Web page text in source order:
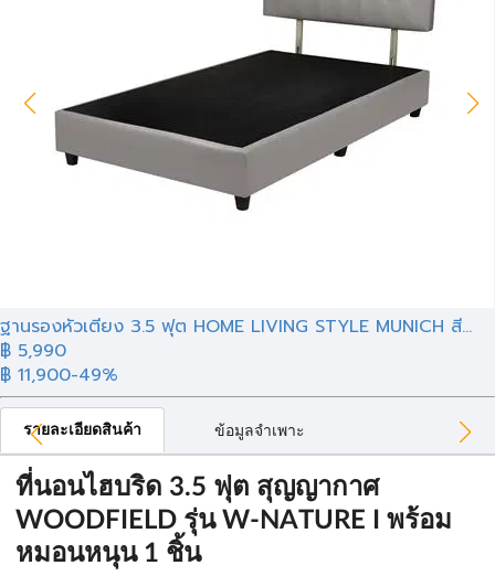
ฐานรองหัวเตียง 3.5 ฟุต HOME LIVING STYLE MUNICH สี...
฿ 5,990
฿ 11,900-49%
รายละเอียดสินค้า ข้อมูลจำเพาะ
ที่นอนไฮบริด 3.5 ฟุต สุญญากาศ
WOODFIELD รุ่น W-NATURE I พร้อม
หมอนหนุน 1 ชิ้น